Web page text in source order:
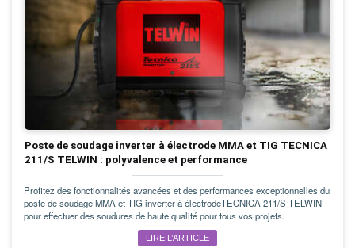
Poste de soudage inverter à électrode MMA et TIG TECNICA
211/S TELWIN : polyvalence et performance
Profitez des fonctionnalités avancées et des performances exceptionnelles du
poste de soudage MMA et TIG inverter à électrodeTECNICA 211/S TELWIN
pour effectuer des soudures de haute qualité pour tous vos projets.
LIRE L’ARTICLE